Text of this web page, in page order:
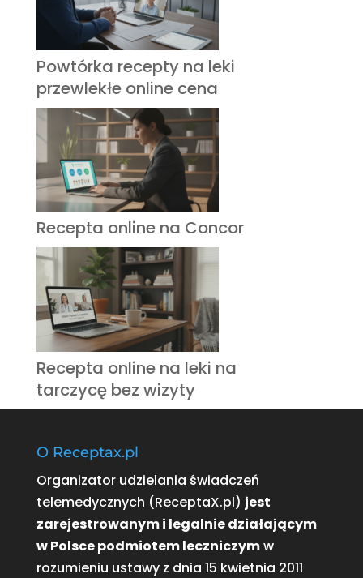
Powtórka recepty na leki
przewlekłe online cena
Recepta online na Concor
Recepta online na leki na
tarczycę bez wizyty
O Receptax.pl
Organizator udzielania świadczeń
telemedycznych (ReceptaX.pl) jest
zarejestrowanym i legalnie działającym
w Polsce podmiotem leczniczymw
rozumieniu ustawy z dnia 15 kwietnia 2011